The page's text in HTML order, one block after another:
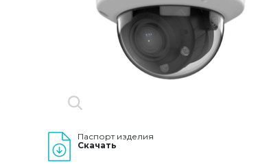
Паспорт изделия
Скачать